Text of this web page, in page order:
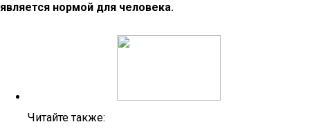
является нормой для человека.
Читайте также: